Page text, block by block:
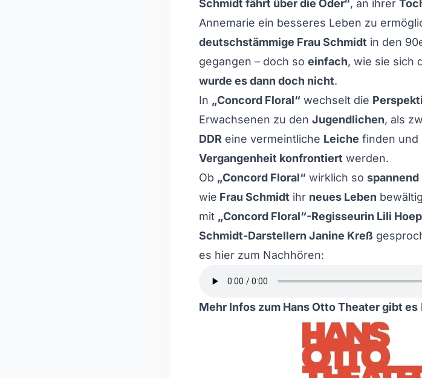
Schmidt fährt über die Oder“, an ihrer
Annemarie ein besseres Leben zu
deutschstämmige Frau Schmidt in den
gegangen – doch so einfach, wie sie sich
wurde es dann doch nicht.
In „Concord Floral“ wechselt die
Erwachsenen zu den Jugendlichen, als
DDR eine vermeintliche Leiche finden und
Vergangenheit konfrontiert werden.
Ob „Concord Floral“ wirklich so spannend
wie Frau Schmidt ihr neues Leben
mit „Concord Floral“-Regisseurin Lili
Schmidt-Darstellern Janine Kreß
es hier zum Nachhören:
Mehr Infos zum Hans Otto Theater gibt es